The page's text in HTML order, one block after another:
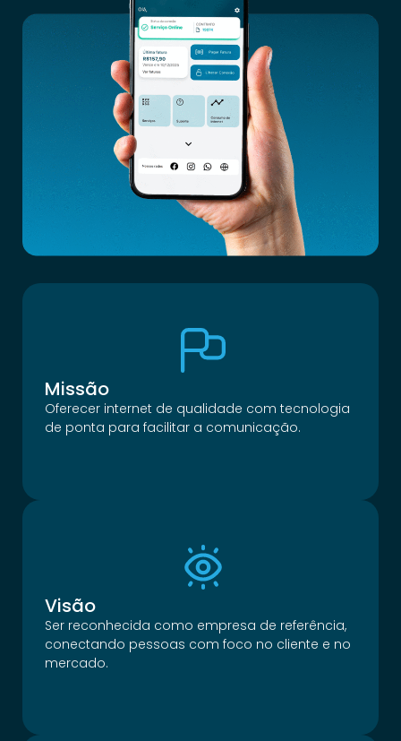
Missão
Oferecer internet de qualidade com tecnologia
de ponta para facilitar a comunicação.
Visão
Ser reconhecida como empresa de referência,
conectando pessoas com foco no cliente e no
mercado.